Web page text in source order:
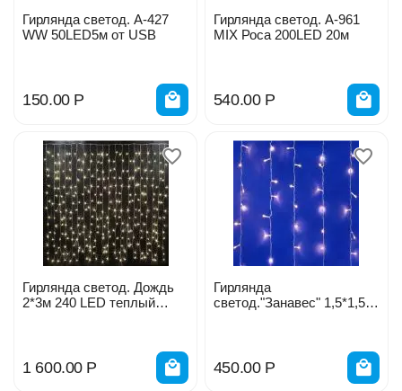
Гирлянда светод. А-427
WW 50LED5м от USB
150.00 Р
Гирлянда светод. А-961
MIX Роса 200LED 20м
540.00 Р
Гирлянда светод. Дождь
2*3м 240 LED теплый
1 600.00 Р
Гирлянда
светод."Занавес" 1,5*1,5м
00010910
450.00 Р